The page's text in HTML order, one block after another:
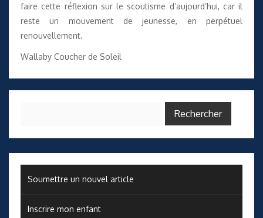
faire cette réflexion sur le scoutisme d’aujourd’hui, car il
reste un mouvement de jeunesse, en perpétuel
renouvellement.
Wallaby Coucher de Soleil
Soumettre un nouvel article
Inscrire mon enfant